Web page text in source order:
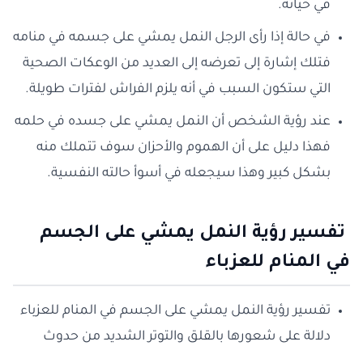
في حياته.
في حالة إذا رأى الرجل النمل يمشي على جسمه في منامه
فتلك إشارة إلى تعرضه إلى العديد من الوعكات الصحية
التي ستكون السبب في أنه يلزم الفراش لفترات طويلة.
عند رؤية الشخص أن النمل يمشي على جسده في حلمه
فهذا دليل على أن الهموم والأحزان سوف تتملك منه
بشكل كبير وهذا سيجعله في أسوأ حالته النفسية.
تفسير رؤية النمل يمشي على الجسم
في المنام للعزباء
تفسير رؤية النمل يمشي على الجسم في المنام للعزباء
دلالة على شعورها بالقلق والتوتر الشديد من حدوث